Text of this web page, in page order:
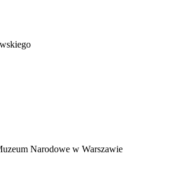
Narodowe w Warszawie